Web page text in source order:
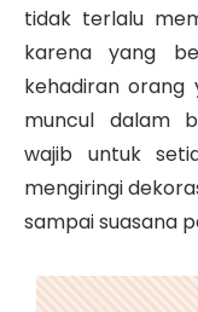
tidak terlalu
karena yang
kehadiran orang
muncul dalam
wajib untuk
mengiringi
sampai suasana